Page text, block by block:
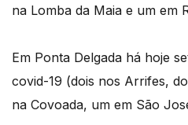
na Lomba da Maia e um em
Em Ponta Delgada há hoje
covid-19 (dois nos Arrifes,
na Covoada, um em São